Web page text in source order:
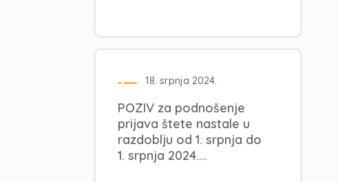
18. srpnja 2024.
POZIV za podnošenje
prijava štete nastale u
razdoblju od 1. srpnja do
1. srpnja 2024....